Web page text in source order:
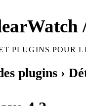
PLUGINS POUR
plugins ›